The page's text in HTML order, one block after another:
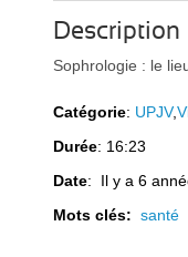
Description
Sophrologie : le
Catégorie: UPJV,
Durée: 16:23
Date: Il y a 6
Mots clés:santé